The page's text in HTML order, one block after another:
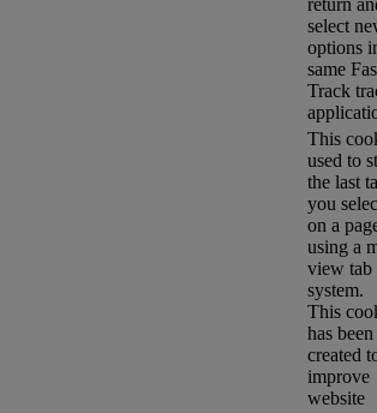
select
options
same
Track
This
used to
the last
you
on a
using a
view tab
system.
This
has been
created
improve
website